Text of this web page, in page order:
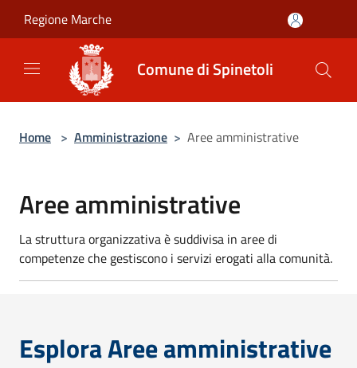
Regione Marche
Comune di Spinetoli
Home > Amministrazione > Aree amministrative
Aree amministrative
La struttura organizzativa è suddivisa in aree di
competenze che gestiscono i servizi erogati alla comunità.
Esplora Aree amministrative